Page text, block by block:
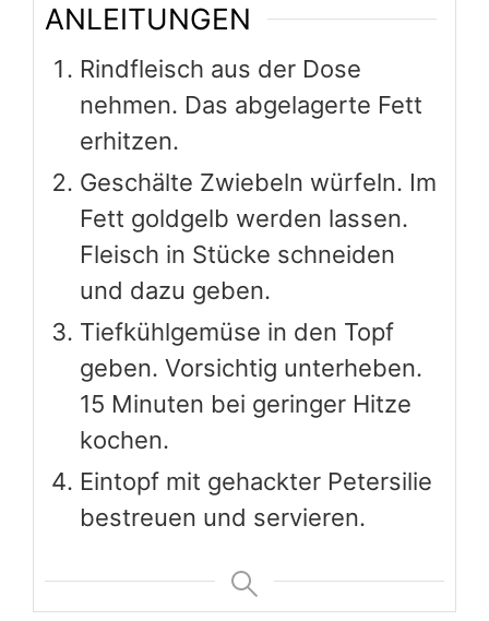
ANLEITUNGEN
Rindfleisch aus der Dose
nehmen. Das abgelagerte Fett
erhitzen.
Geschälte Zwiebeln würfeln. Im
Fett goldgelb werden lassen.
Fleisch in Stücke schneiden
und dazu geben.
Tiefkühlgemüse in den Topf
geben. Vorsichtig unterheben.
15 Minuten bei geringer Hitze
kochen.
Eintopf mit gehackter Petersilie
bestreuen und servieren.